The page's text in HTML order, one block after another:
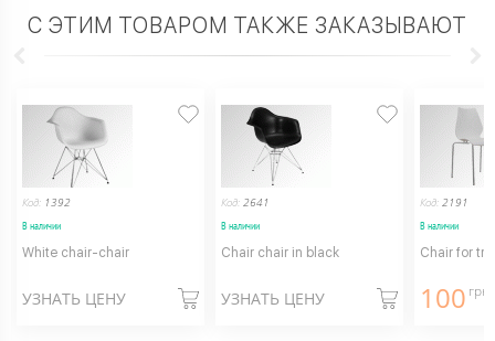
С ЭТИМ ТОВАРОМ ТАКЖЕ ЗАКАЗЫВАЮТ
Код: 1392
В наличии
White chair-chair
УЗНАТЬ ЦЕНУ
Код: 2641
В наличии
Chair chair in black
УЗНАТЬ ЦЕНУ
Код: 2191
В наличии
Chair for
100 грн.